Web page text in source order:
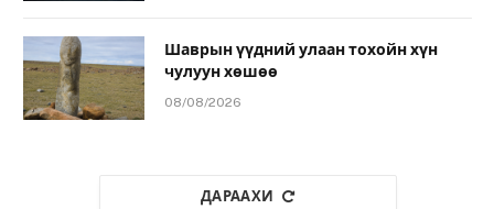
Шаврын үүдний улаан тохойн хүн
чулуун хөшөө
08/08/2026
ДАРААХИ